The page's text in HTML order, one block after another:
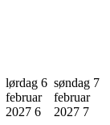
lørdag 6
februar
2027 6
søndag 7
februar
2027 7